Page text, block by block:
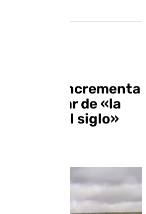
Málaga incrementa
a pesar de «la
baja del siglo»